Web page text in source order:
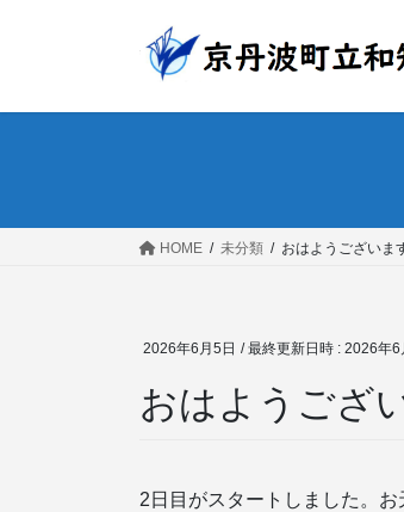
HOME 未分類 おはようございま
2026年6月5日 / 最終更新日時 : 2026年6
おはようござ
2日目がスタートしました。